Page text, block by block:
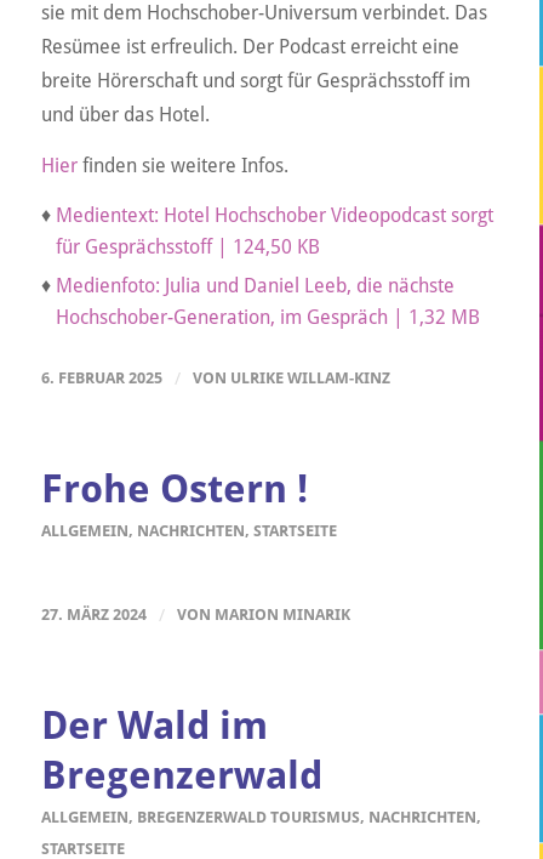
sie mit dem Hochschober-Universum verbindet. Das
Resümee ist erfreulich. Der Podcast erreicht eine
breite Hörerschaft und sorgt für Gesprächsstoff im
und über das Hotel.
Hierfinden sie weitere Infos.
♦ Medientext: Hotel Hochschober Videopodcast sorgt
für Gesprächsstoff | 124,50 KB
♦ Medienfoto: Julia und Daniel Leeb, die nächste
Hochschober-Generation, im Gespräch | 1,32 MB
6. FEBRUAR 2025 / VON ULRIKE WILLAM-KINZ
Frohe Ostern !
ALLGEMEIN, NACHRICHTEN, STARTSEITE
27. MÄRZ 2024 / VON MARION MINARIK
Der Wald im
Bregenzerwald
ALLGEMEIN, BREGENZERWALD TOURISMUS, NACHRICHTEN,
STARTSEITE